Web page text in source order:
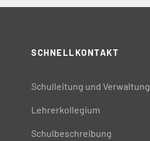
SCHNELLKONTAKT
Schulleitung und Verwaltung
Lehrerkollegium
Schulbeschreibung